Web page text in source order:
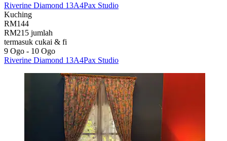
Riverine Diamond 13A4Pax Studio
Kuching
RM144
RM215 jumlah
termasuk cukai & fi
9 Ogo - 10 Ogo
Riverine Diamond 13A4Pax Studio